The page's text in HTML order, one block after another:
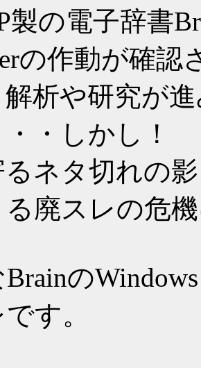
製の電子辞書
の作動が確認
析や研究が
・しかし！
ネタ切れの
廃スレの危
の
す。